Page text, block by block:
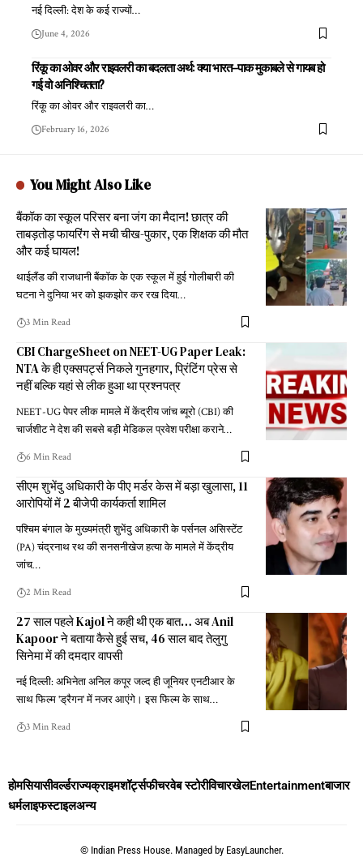
नई दिल्ली: देश के कई राज्यों…
June 4, 2026
रिंकू का ओवर और राइवलरी का बदलता अर्थ: क्या भारत–पाक मुकाबले से गायब हो
गई वो अनिश्चितता?
रिंकू का ओवर और राइवलरी का…
February 16, 2026
You Might Also Like
बैंकॉक का स्कूल परिसर बना जंग का मैदान! छात्र की
ताबड़तोड़ फायरिंग से मची चीख-पुकार, एक शिक्षक की मौत
और कई घायल!
थाईलैंड की राजधानी बैंकॉक के एक स्कूल में हुई गोलीबारी की
घटना ने दुनिया भर को झकझोर कर रख दिया…
3 Min Read
CBI ChargeSheet on NEET-UG Paper Leak:
NTA के ही एक्सपर्ट्स निकले गुनहगार, प्रिंटिंग प्रेस से
नहीं बल्कि यहां से लीक हुआ था प्रश्नपत्र
NEET-UG पेपर लीक मामले में केंद्रीय जांच ब्यूरो (CBI) की
चार्जशीट ने देश की सबसे बड़ी मेडिकल प्रवेश परीक्षा कराने…
6 Min Read
सीएम शुभेंदु अधिकारी के पीए मर्डर केस में बड़ा खुलासा, 11
आरोपियों में 2 बीजेपी कार्यकर्ता शामिल
पश्चिम बंगाल के मुख्यमंत्री शुभेंदु अधिकारी के पर्सनल असिस्टेंट
(PA) चंद्रनाथ रथ की सनसनीखेज हत्या के मामले में केंद्रीय
जांच…
2 Min Read
27 साल पहले Kajol ने कही थी एक बात… अब Anil
Kapoor ने बताया कैसे हुई सच, 46 साल बाद तेलुगु
सिनेमा में की दमदार वापसी
नई दिल्ली: अभिनेता अनिल कपूर जल्द ही जूनियर एनटीआर के
साथ फिल्म 'ड्रैगन' में नजर आएंगे। इस फिल्म के साथ…
3 Min Read
होमसियासीवर्ल्डराज्यक्राइमशॉर्ट्सफीचरवेब स्टोरीविचारखेलEntertainmentबाजार
धर्मलाइफस्टाइलअन्य
© Indian Press House. Managed by EasyLauncher.